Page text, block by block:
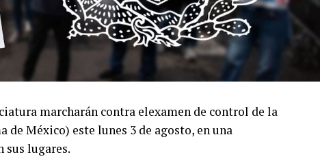
marcharán contra elexamen de control de la
México) este lunes 3 de agosto, en una
sus lugares.